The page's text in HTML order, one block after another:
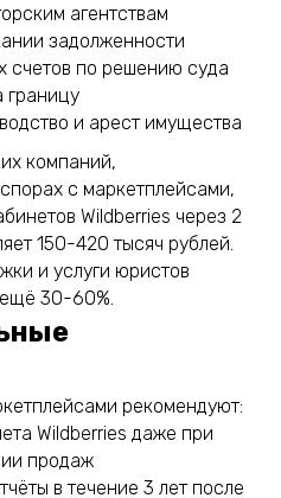
агентствам
задолженности
счетов по решению суда
границу
и арест имущества
компаний,
с маркетплейсами,
Wildberries через 2
150-420 тысяч рублей.
и услуги юристов
30-60%.
рекомендуют:
Wildberries даже при
продаж
в течение 3 лет после